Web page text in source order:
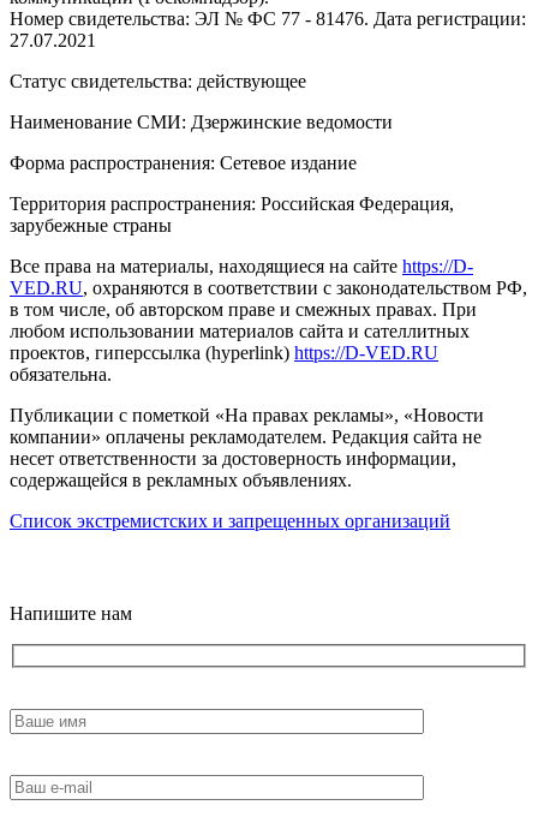
Номер свидетельства: ЭЛ № ФС 77 - 81476. Дата регистрации:
27.07.2021
Статус свидетельства: действующее
Наименование СМИ: Дзержинские ведомости
Форма распространения: Сетевое издание
Территория распространения: Российская Федерация,
зарубежные страны
Все права на материалы, находящиеся на сайте https://D-
VED.RU, охраняются в соответствии с законодательством РФ,
в том числе, об авторском праве и смежных правах. При
любом использовании материалов сайта и сателлитных
проектов, гиперссылка (hyperlink) https://D-VED.RU
обязательна.
Публикации с пометкой «На правах рекламы», «Новости
компании» оплачены рекламодателем. Редакция сайта не
несет ответственности за достоверность информации,
содержащейся в рекламных объявлениях.
Список экстремистских и запрещенных организаций
Напишите нам